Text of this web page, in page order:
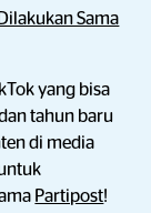
Sama
yang bisa
tahun baru
di media
Partipost!